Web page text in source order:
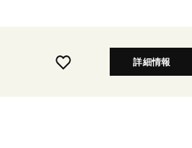
詳細情報